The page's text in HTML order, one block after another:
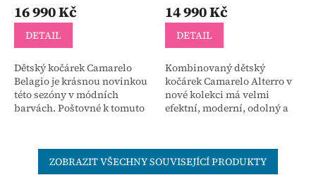
16 990 Kč
DETAIL
Dětský kočárek Camarelo
Belagio je krásnou novinkou
této sezóny v módních
barvách. Poštovné k tomuto
14 990 Kč
DETAIL
Kombinovaný dětský
kočárek Camarelo Alterro v
nové kolekci má velmi
efektní, moderní, odolný a
ZOBRAZIT VŠECHNY SOUVISEJÍCÍ PRODUKTY